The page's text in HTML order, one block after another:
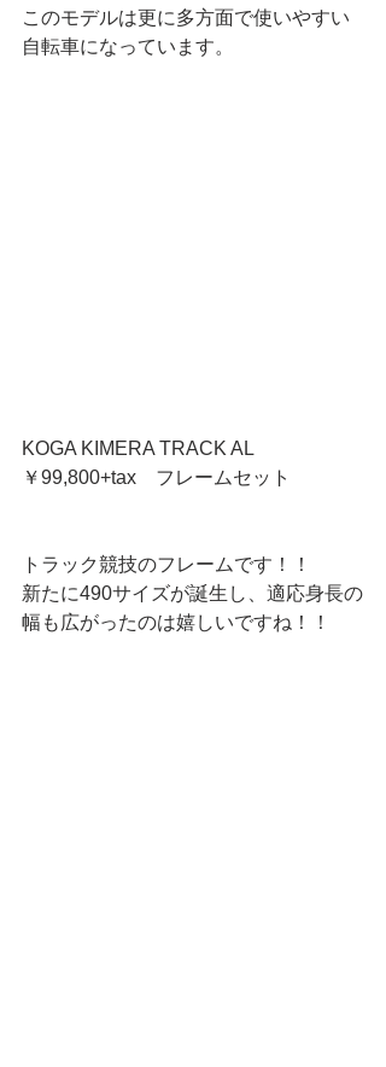
このモデルは更に多方面で使いやすい
自転車になっています。
KOGA KIMERA TRACK AL
￥99,800+tax　フレームセット
トラック競技のフレームです！！
新たに490サイズが誕生し、適応身長の
幅も広がったのは嬉しいですね！！